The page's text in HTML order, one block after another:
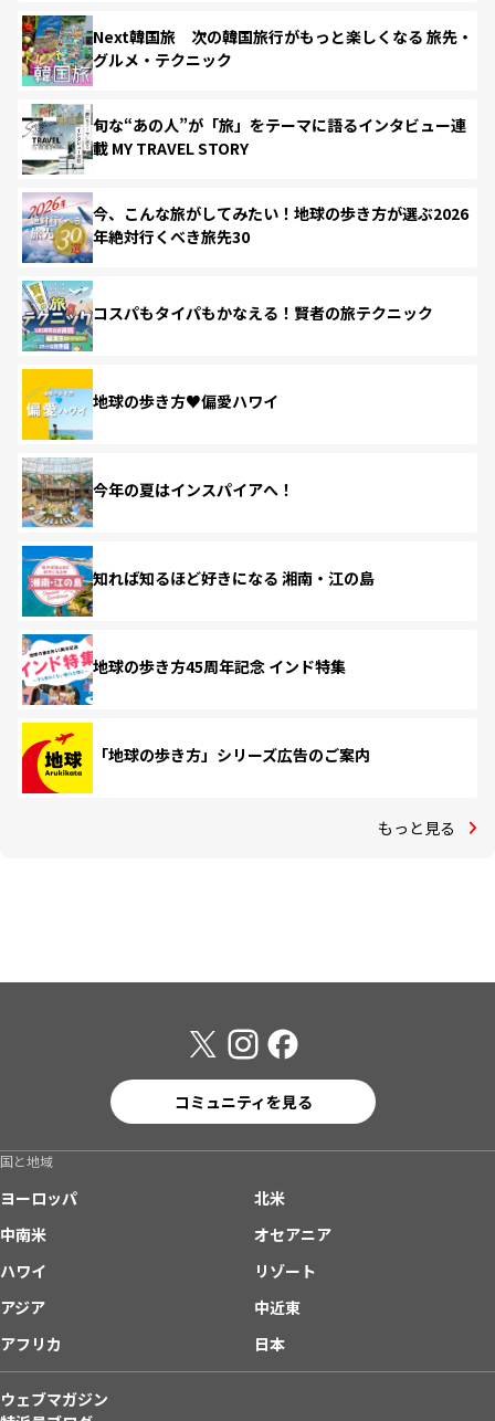
Next韓国旅 次の韓国旅行がもっと楽しくなる 旅先・
グルメ・テクニック
旬な“あの人”が「旅」をテーマに語るインタビュー連
載 MY TRAVEL STORY
今、こんな旅がしてみたい！地球の歩き方が選ぶ2026
年絶対行くべき旅先30
コスパもタイパもかなえる！賢者の旅テクニック
地球の歩き方♥偏愛ハワイ
今年の夏はインスパイアへ！
知れば知るほど好きになる 湘南・江の島
地球の歩き方45周年記念 インド特集
「地球の歩き方」シリーズ広告のご案内
もっと見る
コミュニティを見る
国と地域
ヨーロッパ
北米
中南米
オセアニア
ハワイ
リゾート
アジア
中近東
アフリカ
日本
ウェブマガジン